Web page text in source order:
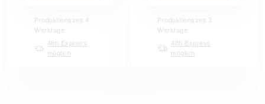
Produktionszeit 4
Werktage
48h Express
möglich
Produktionszeit 3
Werktage
48h Express
möglich